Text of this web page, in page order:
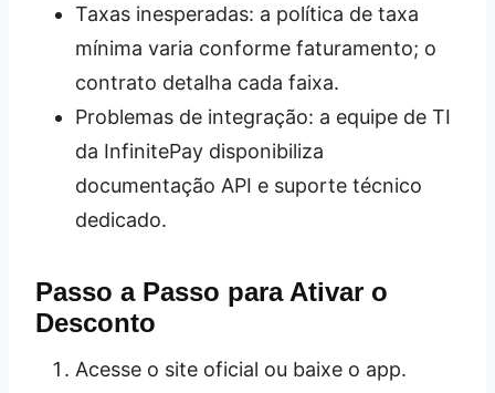
Taxas inesperadas: a política de taxa
mínima varia conforme faturamento; o
contrato detalha cada faixa.
Problemas de integração: a equipe de TI
da InfinitePay disponibiliza
documentação API e suporte técnico
dedicado.
Passo a Passo para Ativar o
Desconto
Acesse o site oficial ou baixe o app.